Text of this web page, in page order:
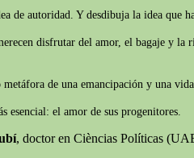
de autoridad. Y desdibuja la idea que
disfrutar del amor, el bagaje y la
de una emancipación y una
esencial: el amor de sus progenitores.
, doctor en Cièncias Políticas